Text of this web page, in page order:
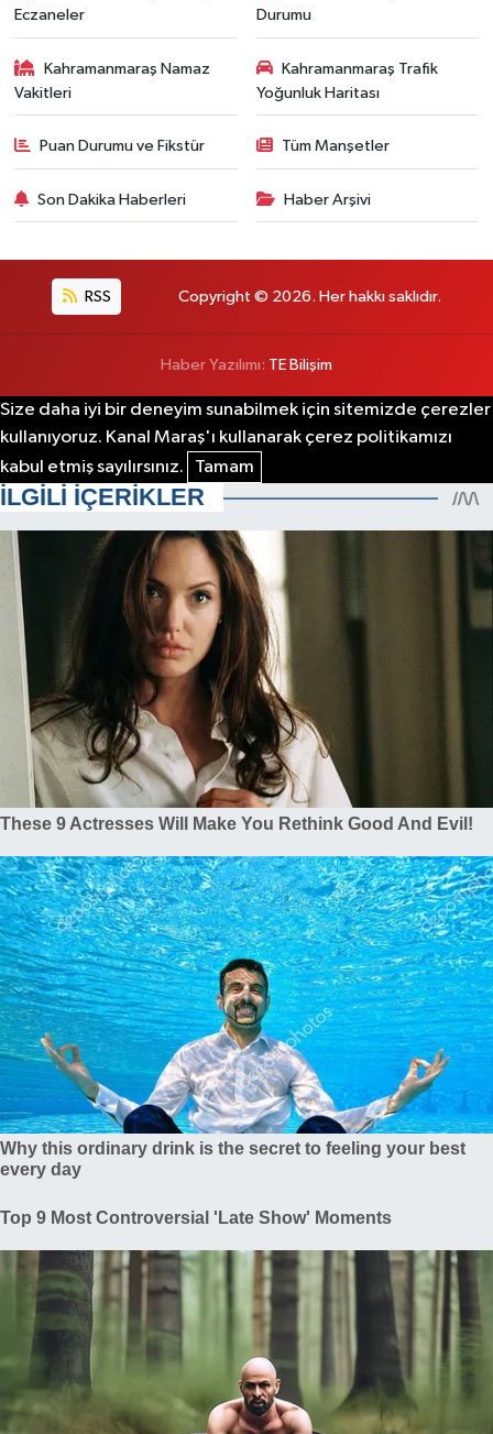
Eczaneler
Durumu
Kahramanmaraş Namaz
Vakitleri
Kahramanmaraş Trafik
Yoğunluk Haritası
Puan Durumu ve Fikstür Tüm Manşetler
Son Dakika Haberleri Haber Arşivi
RSS Copyright © 2026. Her hakkı saklıdır.
Haber Yazılımı: TE Bilişim
Size daha iyi bir deneyim sunabilmek için sitemizde çerezler
kullanıyoruz. Kanal Maraş'ı kullanarak çerez politikamızı
kabul etmiş sayılırsınız.
Tamam